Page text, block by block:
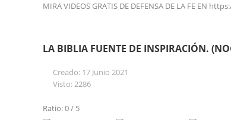
MIRA VIDEOS GRATIS DE DEFENSA DE LA FE EN
LA BIBLIA FUENTE DE INSPIRACIÓN.
Creado: 17 Junio 2021
Visto: 2286
Ratio: 0 / 5